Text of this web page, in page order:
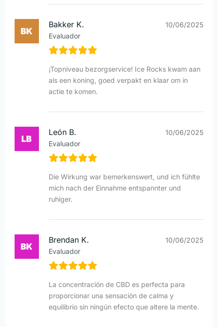
Bakker K.
Evaluador
10/06/2025
¡Topniveau bezorgservice! Ice Rocks kwam aan
als een koning, goed verpakt en klaar om in
actie te komen.
León B.
Evaluador
10/06/2025
Die Wirkung war bemerkenswert, und ich fühlte
mich nach der Einnahme entspannter und
ruhiger.
Brendan K.
Evaluador
10/06/2025
La concentración de CBD es perfecta para
proporcionar una sensación de calma y
equilibrio sin ningún efecto que altere la mente.